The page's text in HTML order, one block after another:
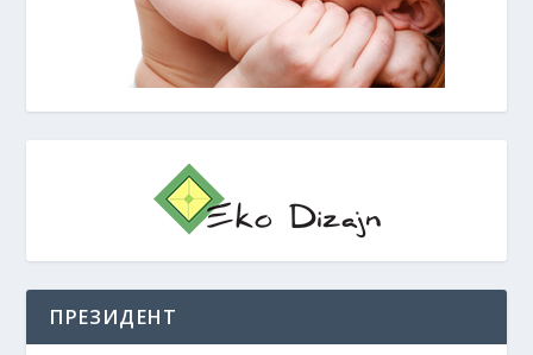
ПРЕЗИДЕНТ